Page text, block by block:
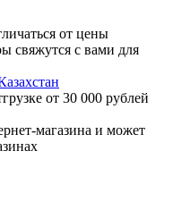
от цены
свяжутся с вами для
от 30 000 рублей
магазина и может